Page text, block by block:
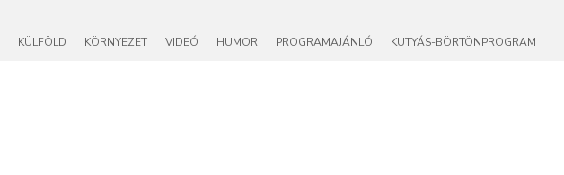
KÜLFÖLD KÖRNYEZET VIDEÓ HUMOR PROGRAMAJÁNLÓ KUTYÁS-BÖRTÖNPROGRAM